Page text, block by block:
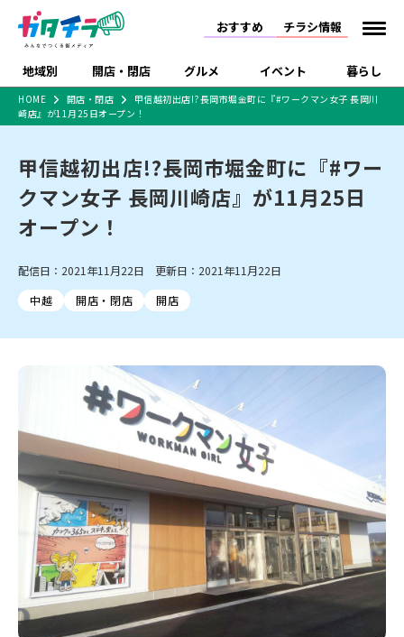
おすすめ チラシ情報
地域別 開店・閉店 グルメ イベント 暮らし
新潟市 下越
中越
佐渡
新潟市中央区 新潟市東区
新潟市南区
新潟市江南区 新潟市秋葉区
村上・関川
新発田・聖籠
胎内・粟島
三条・加茂・田上
五泉・阿賀野・阿賀
燕・弥彦
長岡・見附
小千谷・十日町・津南
魚沼・南魚沼・湯沢
柏崎・刈羽・出雲崎
上越・妙高・糸魚川
開店 閉店
リニューアル・移転
新潟市・開店
新潟市・閉店
長岡市・開店
長岡市・閉店
上越市・開店
ラーメン・開店
ラーメン・閉店
ラーメン 現地レポート
和食
スイーツ
ご当地グルメ 食べ歩き テイクアウト
居酒屋・バー 焼肉
パスタ
パン・ベーカリー
タレカツ・豚カツ
デカ盛り・大盛り
旨辛・激辛
定食・町定食 海鮮・鮨
そば・うどん
日本酒・新潟清酒
ワイン・クラフトビール
ケーキ・パフェ
ビアガーデン・暑気払い
忘新年会・歓送迎会
体験・販売 祭り・伝統行事
趣味・展示会
スポーツ
セミナー・講演会 子ども向け
住宅展示場
完成見学会 学生スポーツ
施設・ショップ
住宅メーカー・工務
店
食品メーカー・県産
習い事・塾 アパレル・雑貨
観光スポット
温泉・入浴 ホテル 旅館
水族館
リラクゼーション・整体
スキー場
リユース・買取
病院・クリニック
イオンモール
ビルボードプレイスBP
新潟伊勢丹
リバーサイド千秋
パティオPATIO
特売セール インタビュー
特集・まとめ記事
セツコママ ランキング 新潟人
キャンペーン
開店まとめ
閉店まとめ
食品スーパー・コンビ
ショッピングモール・
大型施設
ドラッグストア・ホーム
センター
ファッション 生活サービス
新車・中古車・カー用品
習い事・塾 通販・EC
新潟市 チラシ
長岡・見附 チラシ
上越・妙高・糸魚川 チラシ
注目 チラシ
週末セール
火曜セール
オープン・リニューアルセール
周年祭・感謝祭セール
年末・初売りセール
HOME 開店・閉店
甲信越初出店!?長岡市堀金町に『#ワークマン女子 長岡川
崎店』が11月25日オープン！
甲信越初出店!?長岡市堀金町に『#ワー
クマン女子 長岡川崎店』が11月25日
オープン！
配信日：2021年11月22日 更新日：2021年11月22日
中越
開店・閉店 開店